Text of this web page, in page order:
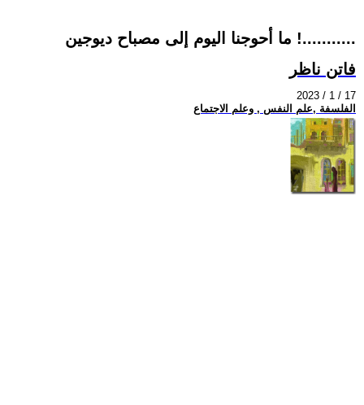
ما أحوجنا اليوم إلى مصباح ديوجين !...........
فاتن ناظر
2023 / 1 / 17
الفلسفة ,علم النفس , وعلم الاجتماع